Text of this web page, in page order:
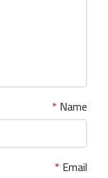
Name
*
Email
*